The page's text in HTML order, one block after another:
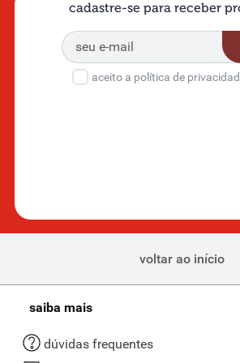
cadastre-se para receber
aceito a política de
voltar ao início
saiba mais
dúvidas frequentes